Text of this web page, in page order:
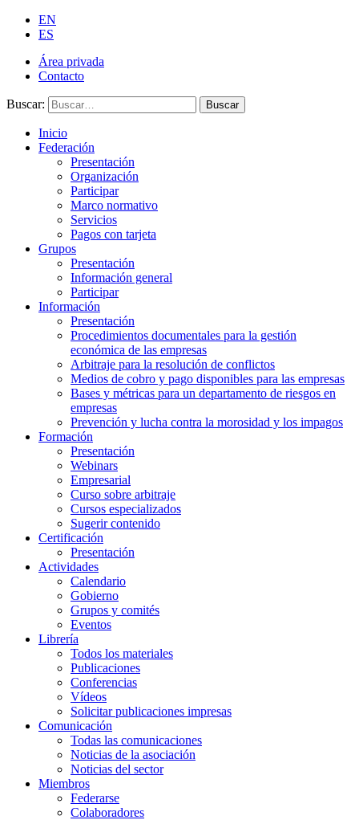
EN
ES
Área privada
Contacto
Buscar: Buscar
Inicio
Federación
Presentación
Organización
Participar
Marco normativo
Servicios
Pagos con tarjeta
Grupos
Presentación
Información general
Participar
Información
Presentación
Procedimientos documentales para la gestión
económica de las empresas
Arbitraje para la resolución de conflictos
Medios de cobro y pago disponibles para las empresas
Bases y métricas para un departamento de riesgos en
empresas
Prevención y lucha contra la morosidad y los impagos
Formación
Presentación
Webinars
Empresarial
Curso sobre arbitraje
Cursos especializados
Sugerir contenido
Certificación
Presentación
Actividades
Calendario
Gobierno
Grupos y comités
Eventos
Librería
Todos los materiales
Publicaciones
Conferencias
Vídeos
Solicitar publicaciones impresas
Comunicación
Todas las comunicaciones
Noticias de la asociación
Noticias del sector
Miembros
Federarse
Colaboradores